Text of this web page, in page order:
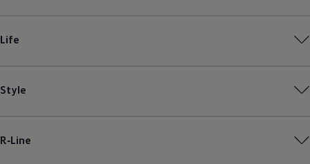
Life
Style
R‑Line